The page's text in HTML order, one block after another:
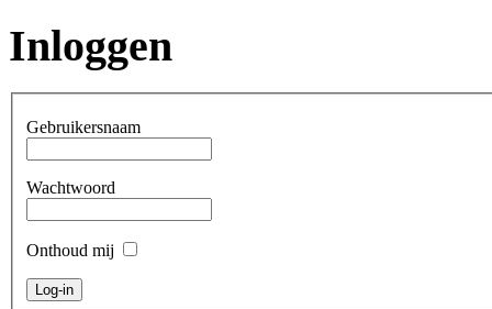
Inloggen
Gebruikersnaam
Wachtwoord
Onthoud mij